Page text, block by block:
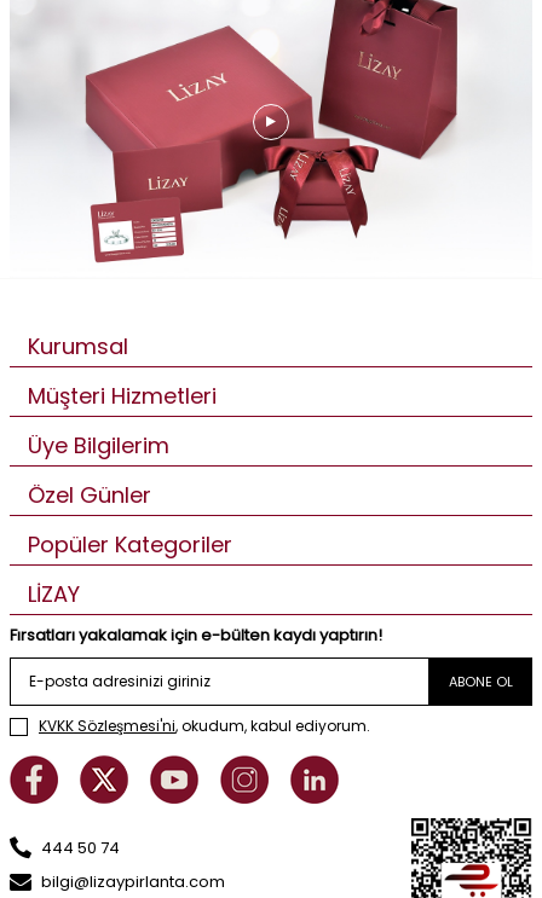
Kurumsal
Müşteri Hizmetleri
Üye Bilgilerim
Özel Günler
Popüler Kategoriler
LİZAY
Fırsatları yakalamak için e-bülten kaydı yaptırın!
ABONE OL
KVKK Sözleşmesi'ni, okudum, kabul ediyorum.
444 50 74
bilgi@lizaypirlanta.com